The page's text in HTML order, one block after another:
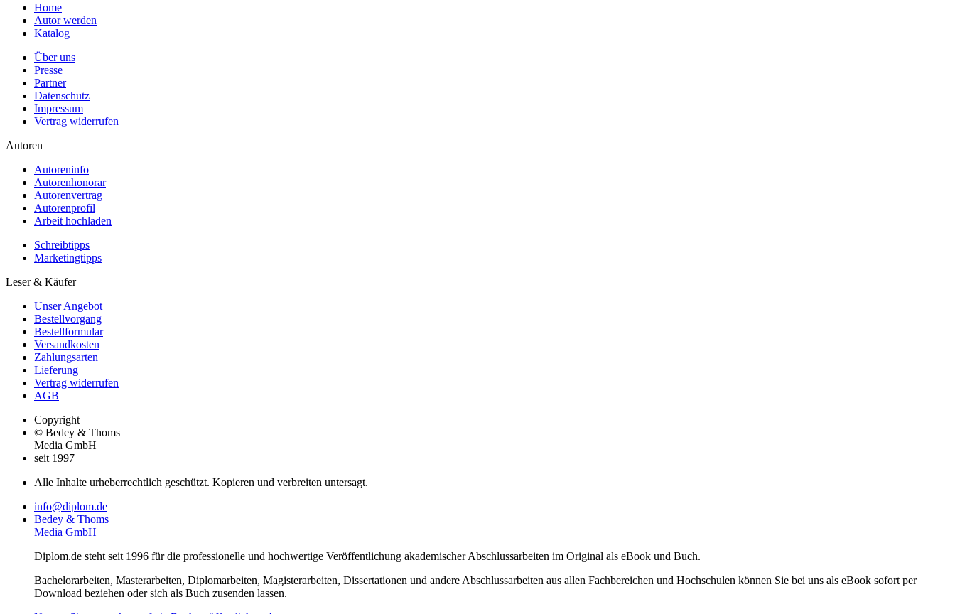
Home
Autor werden
Katalog
Über uns
Presse
Partner
Datenschutz
Impressum
Vertrag widerrufen
Autoren
Autoreninfo
Autorenhonorar
Autorenvertrag
Autorenprofil
Arbeit hochladen
Schreibtipps
Marketingtipps
Leser & Käufer
Unser Angebot
Bestellvorgang
Bestellformular
Versandkosten
Zahlungsarten
Lieferung
Vertrag widerrufen
AGB
Copyright
© Bedey & Thoms
Media GmbH
seit 1997
Alle Inhalte urheberrechtlich geschützt. Kopieren und verbreiten untersagt.
info@diplom.de
Bedey & Thoms
Media GmbH
Diplom.de steht seit 1996 für die professionelle und hochwertige Veröffentlichung akademischer Abschlussarbeiten im Original als eBook und Buch.
Bachelorarbeiten, Masterarbeiten, Diplomarbeiten, Magisterarbeiten, Dissertationen und andere Abschlussarbeiten aus allen Fachbereichen und Hochschulen können Sie bei uns als eBook sofort per
Download beziehen oder sich als Buch zusenden lassen.